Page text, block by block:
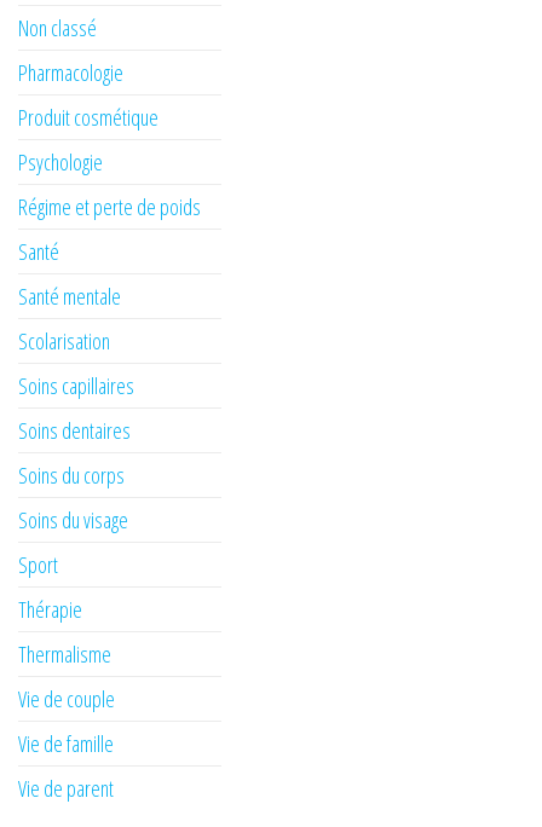
Non classé
Pharmacologie
Produit cosmétique
Psychologie
Régime et perte de poids
Santé
Santé mentale
Scolarisation
Soins capillaires
Soins dentaires
Soins du corps
Soins du visage
Sport
Thérapie
Thermalisme
Vie de couple
Vie de famille
Vie de parent